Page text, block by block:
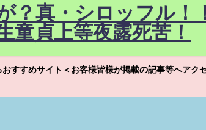
？真・シロッフル
童貞上等夜露死苦！
おすすめサイト＜お客様皆様が掲載の記事等へア